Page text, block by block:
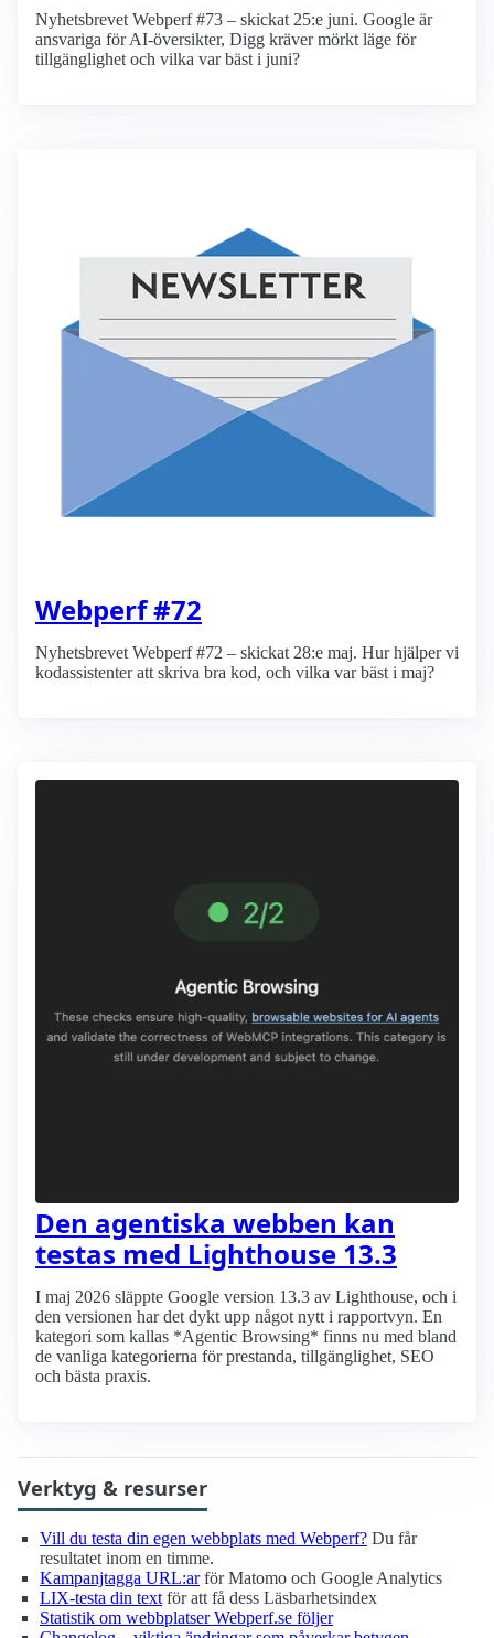
Nyhetsbrevet Webperf #73 – skickat 25:e juni. Google är
ansvariga för AI-översikter, Digg kräver mörkt läge för
tillgänglighet och vilka var bäst i juni?
Webperf #72
Nyhetsbrevet Webperf #72 – skickat 28:e maj. Hur hjälper vi
kodassistenter att skriva bra kod, och vilka var bäst i maj?
Den agentiska webben kan
testas med Lighthouse 13.3
I maj 2026 släppte Google version 13.3 av Lighthouse, och i
den versionen har det dykt upp något nytt i rapportvyn. En
kategori som kallas *Agentic Browsing* finns nu med bland
de vanliga kategorierna för prestanda, tillgänglighet, SEO
och bästa praxis.
Verktyg & resurser
Vill du testa din egen webbplats med Webperf? Du får
resultatet inom en timme.
Kampanjtagga URL:arför Matomo och Google Analytics
LIX-testa din text för att få dess Läsbarhetsindex
Statistik om webbplatser Webperf.se följer